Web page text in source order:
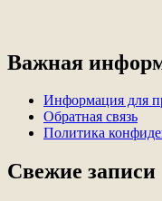
Важная
Информация для
Обратная связь
Политика
Свежие записи